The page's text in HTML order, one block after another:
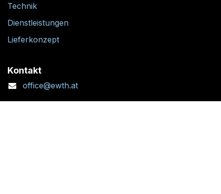
Technik
Dienstleistungen
Lieferkonzept
Kontakt
office@ewth.at